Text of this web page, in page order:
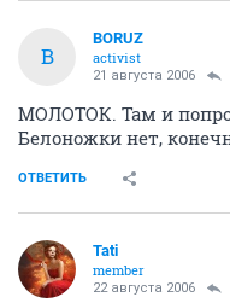
B
BORUZ
activist
21 августа 2006
МОЛОТОК. Там и
Белоножки нет,
ОТВЕТИТЬ
Tati
member
22 августа 2006